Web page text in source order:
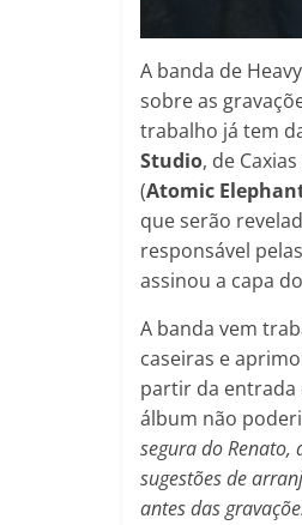
A banda de
sobre as
trabalho já tem
Studio, de
(Atomic
que serão
responsável
assinou a capa
A banda vem
caseiras e
partir da entrada
álbum não
segura do
sugestões de
antes das